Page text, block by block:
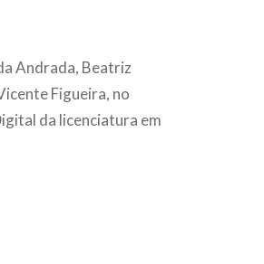
Andrada, Beatriz
Figueira, no
da licenciatura em